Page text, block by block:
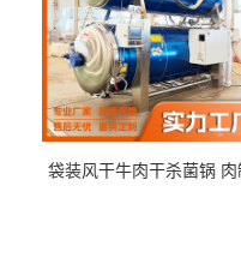
袋装风干牛肉干杀菌锅 肉